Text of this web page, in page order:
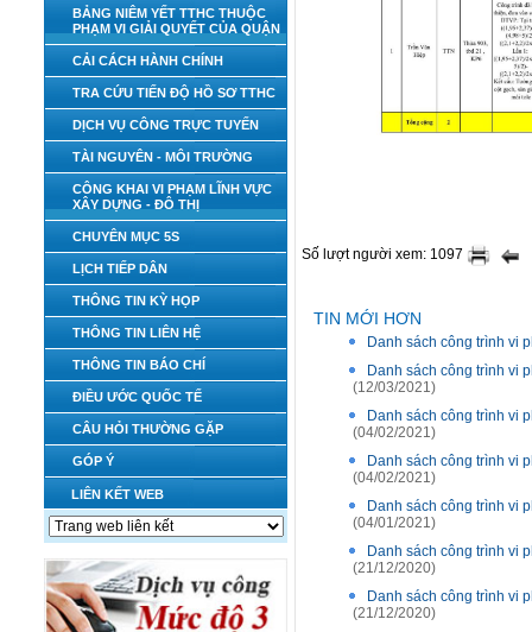
BẢNG NIÊM YẾT TTHC THUỘC
PHẠM VI GIẢI QUYẾT CỦA QUẬN
CẢI CÁCH HÀNH CHÍNH
TRA CỨU TIẾN ĐỘ HỒ SƠ TTHC
DỊCH VỤ CÔNG TRỰC TUYẾN
TÀI NGUYÊN - MÔI TRƯỜNG
CÔNG KHAI VI PHẠM LĨNH VỰC
XÂY DỰNG - ĐÔ THỊ
CHUYÊN MỤC 5S
LỊCH TIẾP DÂN
THÔNG TIN KỲ HỌP
THÔNG TIN LIÊN HỆ
THÔNG TIN BÁO CHÍ
ĐIỀU ƯỚC QUỐC TẾ
CÂU HỎI THƯỜNG GẶP
GÓP Ý
LIÊN KẾT WEB
Số lượt người xem: 1097
TIN MỚI HƠN
Danh sách công trình vi
Danh sách công trình vi
(12/03/2021)
Danh sách công trình vi
(04/02/2021)
Danh sách công trình vi
(04/02/2021)
Danh sách công trình vi
(04/01/2021)
Danh sách công trình vi
(21/12/2020)
Danh sách công trình vi
(21/12/2020)